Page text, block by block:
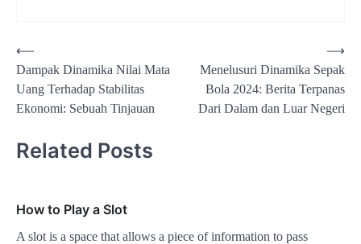
Post
navigation
⟵
Dampak Dinamika Nilai Mata
Uang Terhadap Stabilitas
Ekonomi: Sebuah Tinjauan
Menelusuri Dinamika Sepak
Bola 2024: Berita Terpanas
Dari Dalam dan Luar Negeri
⟶
Related Posts
How to Play a Slot
A slot is a space that allows a piece of information to pass